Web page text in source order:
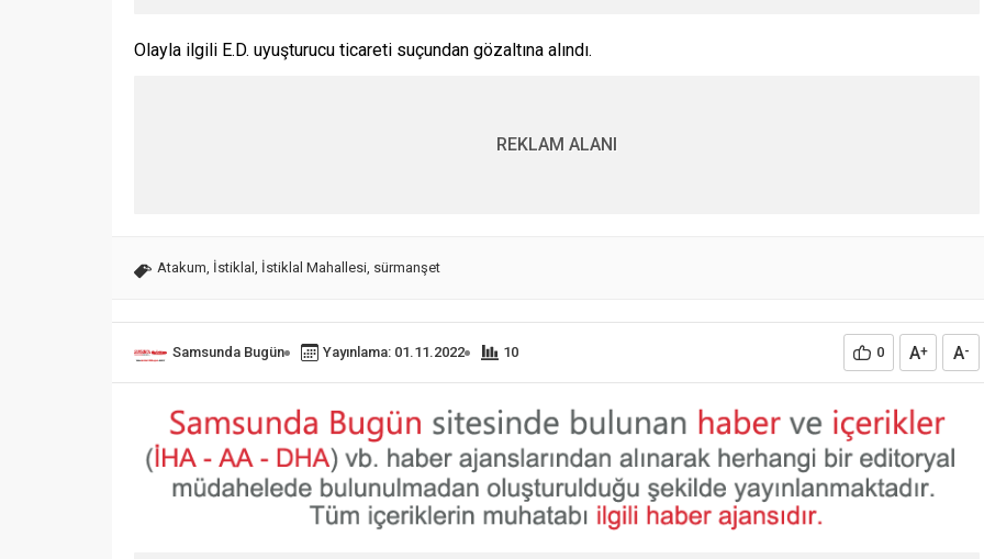
Olayla ilgili E.D. uyuşturucu ticareti suçundan gözaltına alındı.
REKLAM ALANI
Atakum, İstiklal , İstiklal Mahallesi, sürmanşet
Samsunda Bugün Yayınlama: 01.11.2022 10 0 A+ A-
Bilezik çalan eski uzman
Meyve yüklü kamyonet
kaza yaptı
Samsun’daki Uyuşturucu
Operasyonunda 4 Gözaltı